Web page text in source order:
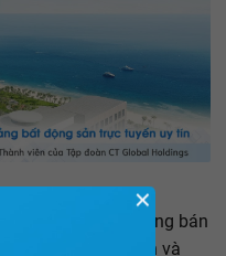
nhận định trên lượng bán
tính minh bạch và
✕